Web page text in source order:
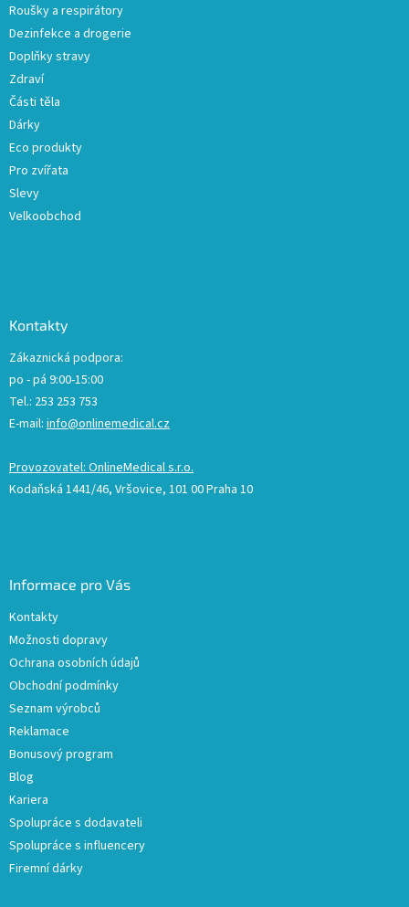
Roušky a respirátory
Dezinfekce a drogerie
Doplňky stravy
Zdraví
Části těla
Dárky
Eco produkty
Pro zvířata
Slevy
Velkoobchod
Kontakty
Zákaznická podpora:
po - pá 9:00-15:00
Tel.: 253 253 753
E-mail: info@onlinemedical.cz
Provozovatel: OnlineMedical s.r.o.
Kodaňská 1441/46, Vršovice, 101 00 Praha 10
Informace pro Vás
Kontakty
Možnosti dopravy
Ochrana osobních údajů
Obchodní podmínky
Seznam výrobců
Reklamace
Bonusový program
Blog
Kariera
Spolupráce s dodavateli
Spolupráce s influencery
Firemní dárky